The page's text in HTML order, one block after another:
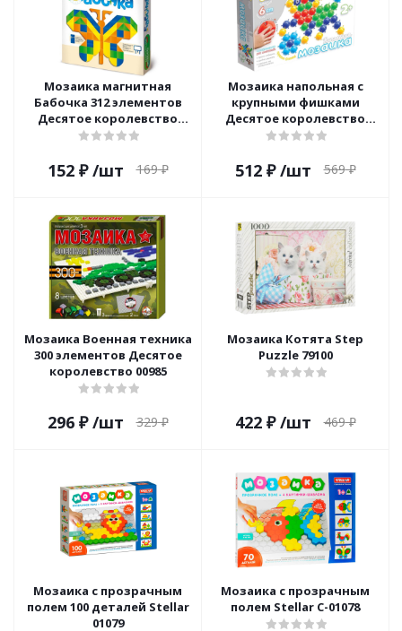
Мозаика магнитная
Бабочка 312 элементов
Десятое королевство
01656
152₽ /шт 169₽
Мозаика напольная с
крупными фишками
Десятое королевство
01536
512₽ /шт 569₽
Мозаика Военная техника
300 элементов Десятое
королевство 00985
296₽ /шт 329₽
Мозаика Котята Step
Puzzle 79100
422₽ /шт 469₽
Мозаика с прозрачным
полем 100 деталей Stellar
01079
Мозаика с прозрачным
полем Stellar С-01078